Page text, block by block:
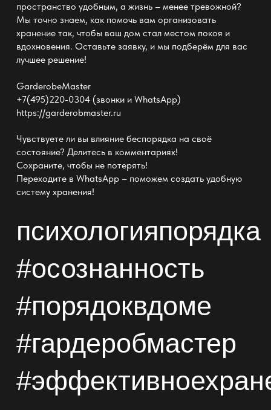
пространство удобным, а жизнь – менее тревожной?
Мы точно знаем, как помочь вам организовать
хранение так, чтобы ваш дом стал местом покоя и
вдохновения. Оставьте заявку, и мы подберём для вас
лучшее решение!
GarderobeMaster
+7(495)220-0304 (звонки и WhatsApp)
https://garderobmaster.ru
Чувствуете ли вы влияние беспорядка на своё
состояние? Делитесь в комментариях!
Сохраните, чтобы не потерять!
Переходите в WhatsApp – поможем создать удобную
систему хранения!
психологияпорядка
#осознанность
#порядоквдоме
#гардеробмастер